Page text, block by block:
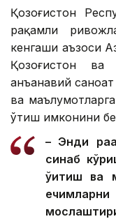
Қозоғистон
рақамли
кенгаши аъзоси
Қозоғистон ва
анъанавий
ва
ўтиш имконини
– Энди
синаб
ўқитиш ва